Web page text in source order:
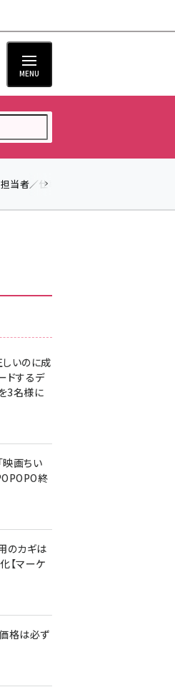
MENU
当者／仕事
しいのに成
ドするデ
を3名様に
映画ちい
終
のカギは
【マーケ
格は必ず